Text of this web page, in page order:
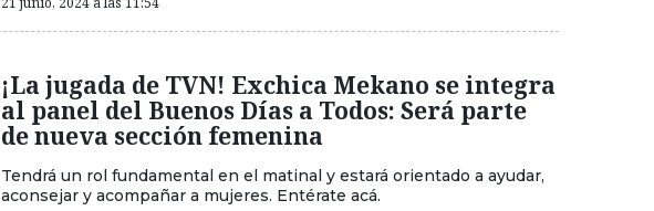
¡La jugada de TVN! Exchica Mekano se integra
al panel del Buenos Días a Todos: Será parte
de nueva sección femenina
Tendrá un rol fundamental en el matinal y estará orientado a ayudar,
aconsejar y acompañar a mujeres. Entérate acá.